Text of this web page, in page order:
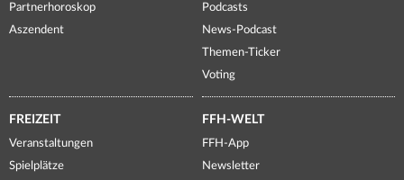
Partnerhoroskop
Aszendent
Podcasts
News-Podcast
Themen-Ticker
Voting
FREIZEIT
Veranstaltungen
Spielplätze
FFH-WELT
FFH-App
Newsletter